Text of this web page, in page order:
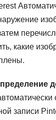
какие
записи